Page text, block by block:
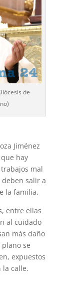
de
Jiménez
hay
mal
salir a
la familia.
entre ellas
al cuidado
más daño
se
expuestos
la calle.